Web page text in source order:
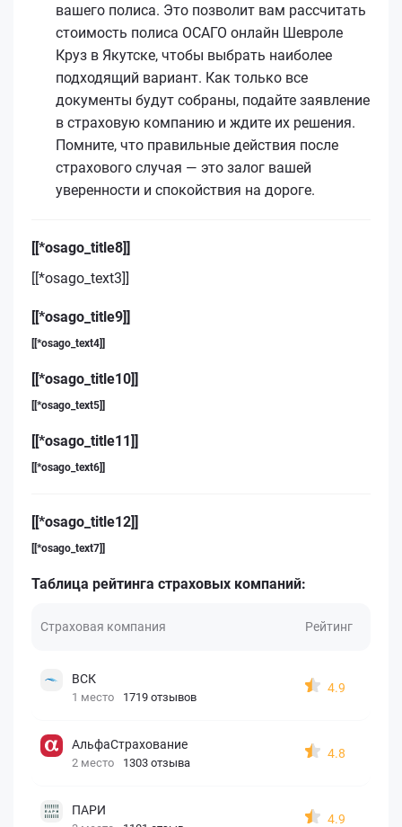
вашего полиса. Это позволит вам рассчитать
стоимость полиса ОСАГО онлайн Шевроле
Круз в Якутске, чтобы выбрать наиболее
подходящий вариант. Как только все
документы будут собраны, подайте заявление
в страховую компанию и ждите их решения.
Помните, что правильные действия после
страхового случая — это залог вашей
уверенности и спокойствия на дороге.
[[*osago_title8]]
[[*osago_text3]]
[[*osago_title9]]
[[*osago_text4]]
[[*osago_title10]]
[[*osago_text5]]
[[*osago_title11]]
[[*osago_text6]]
[[*osago_title12]]
[[*osago_text7]]
Таблица рейтинга страховых компаний:
Страховая компания Рейтинг
ВСК
1 место 1719 отзывов
4.9
АльфаСтрахование
2 место 1303 отзыва
4.8
ПАРИ
4.9